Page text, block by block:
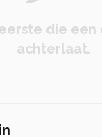
die een
achterlaat.